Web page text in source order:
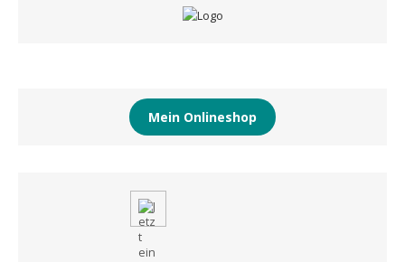
Mein Onlineshop